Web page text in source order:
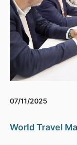
07/11/2025
World Travel